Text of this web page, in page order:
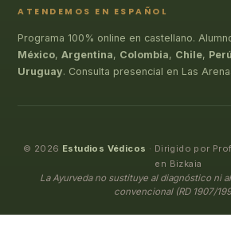
ATENDEMOS EN ESPAÑOL
Programa 100% online en castellano.
México, Argentina, Colombia, Chile, Perú
Uruguay. Consulta presencial en Las
© 2026 Estudios Védicos · Dirigido por
en Bizkaia
La Ayurveda no sustituye al diagnóstico ni
convencional (RD 1907/